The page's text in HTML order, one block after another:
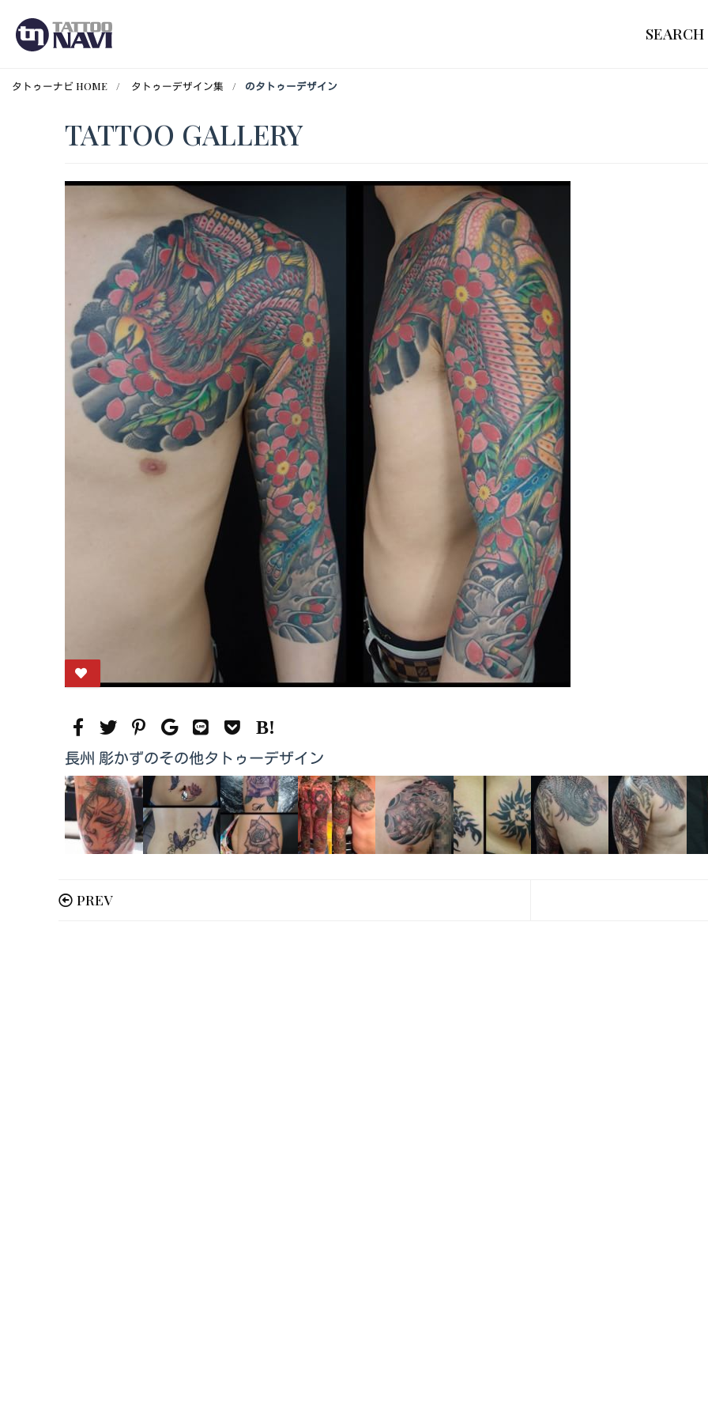
SEARCH
タトゥーナビ HOME タトゥーデザイン集 のタトゥーデザイン
TATTOO GALLERY
長州 彫かずのその他タトゥーデザイン
PREV